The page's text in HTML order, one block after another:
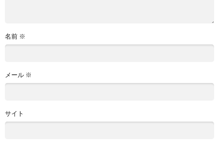
名前 ※
メール ※
サイト